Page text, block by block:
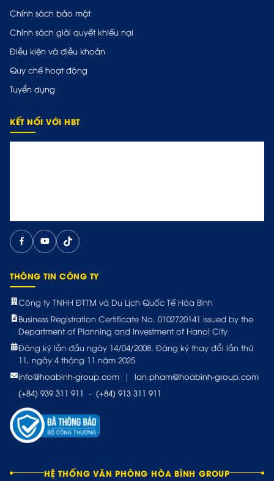
Chính sách bảo mật
Chính sách giải quyết khiếu nại
Điều kiện và điều khoản
Quy chế hoạt động
Tuyển dụng
KẾT NỐI VỚI HBT
THÔNG TIN CÔNG TY
Công ty TNHH ĐTTM và Du Lịch Quốc Tế Hòa Bình
Business Registration Certificate No. 0102720141 issued by the
Department of Planning and Investment of Hanoi City
Đăng ký lần đầu ngày 14/04/2008. Đăng ký thay đổi lần thứ
11, ngày 4 tháng 11 năm 2025
info@hoabinh-group.com
|
lan.pham@hoabinh-group.com
(+84) 939 311 911 - (+84) 913 311 911
HỆ THỐNG VĂN PHÒNG HÒA BÌNH GROUP